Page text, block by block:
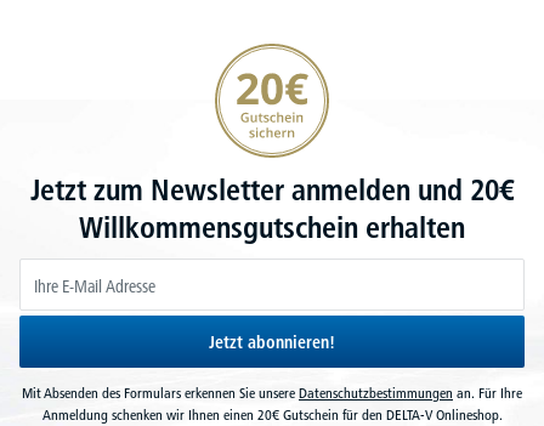
20€ Gutschein sichern
Jetzt zum Newsletter anmelden und 20€
Willkommensgutschein erhalten
Jetzt abonnieren!
Mit Absenden des Formulars erkennen Sie unsere Datenschutzbestimmungen an. Für Ihre
Anmeldung schenken wir Ihnen einen 20€ Gutschein für den DELTA-V Onlineshop.